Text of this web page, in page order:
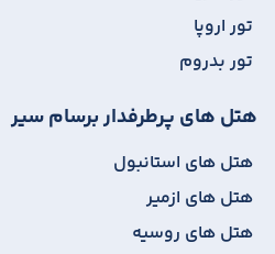
تور اروپا
تور بدروم
هتل های پرطرفدار برسام سیر
هتل های استانبول
هتل های ازمیر
هتل های روسیه